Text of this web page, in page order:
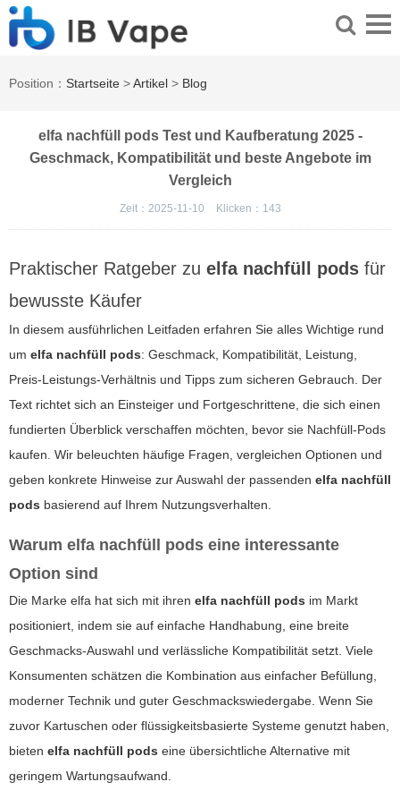
Position： Startseite >Artikel > Blog
elfa nachfüll pods Test und Kaufberatung 2025 -
Geschmack, Kompatibilität und beste Angebote im
Vergleich
Zeit：2025-11-10 Klicken： 143
Praktischer Ratgeber zu elfa nachfüll pods für
bewusste Käufer
In diesem ausführlichen Leitfaden erfahren Sie alles Wichtige rund
um elfa nachfüll pods: Geschmack, Kompatibilität, Leistung,
Preis-Leistungs-Verhältnis und Tipps zum sicheren Gebrauch. Der
Text richtet sich an Einsteiger und Fortgeschrittene, die sich einen
fundierten Überblick verschaffen möchten, bevor sie Nachfüll-Pods
kaufen. Wir beleuchten häufige Fragen, vergleichen Optionen und
geben konkrete Hinweise zur Auswahl der passenden elfa nachfüll
pods basierend auf Ihrem Nutzungsverhalten.
Warum elfa nachfüll pods eine interessante
Option sind
Die Marke elfa hat sich mit ihren elfa nachfüll pods im Markt
positioniert, indem sie auf einfache Handhabung, eine breite
Geschmacks-Auswahl und verlässliche Kompatibilität setzt. Viele
Konsumenten schätzen die Kombination aus einfacher Befüllung,
moderner Technik und guter Geschmackswiedergabe. Wenn Sie
zuvor Kartuschen oder flüssigkeitsbasierte Systeme genutzt haben,
bieten elfa nachfüll pods eine übersichtliche Alternative mit
geringem Wartungsaufwand.